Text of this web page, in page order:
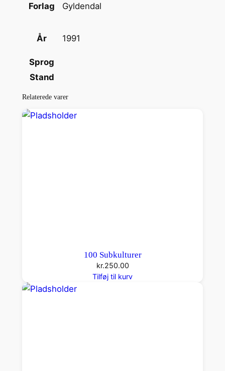
Forlag Gyldendal
År 1991
Sprog
Stand
Relaterede varer
100 Subkulturer
kr.250.00
Tilføj til kurv